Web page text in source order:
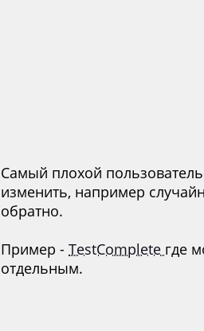
Самый плохой
изменить, например
обратно.
Пример -TestComplete где
отдельным.